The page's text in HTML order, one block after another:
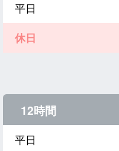
平日
休日
12時間
平日